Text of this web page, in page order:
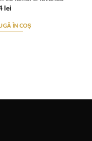
lei
ÎN COȘ